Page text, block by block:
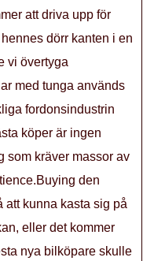
att driva upp för
dörr kanten i en
vi övertyga
med tunga används
fordonsindustrin
köper är ingen
som kräver massor av
den
att kunna kasta sig på
eller det kommer
nya bilköpare skulle